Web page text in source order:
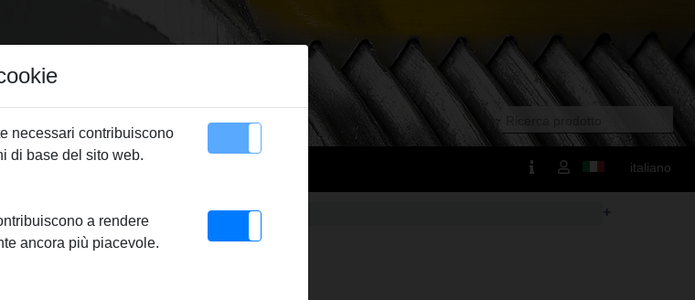
italiano
+
necessari contribuiscono
di base del sito web.
a rendere
ancora più piacevole.